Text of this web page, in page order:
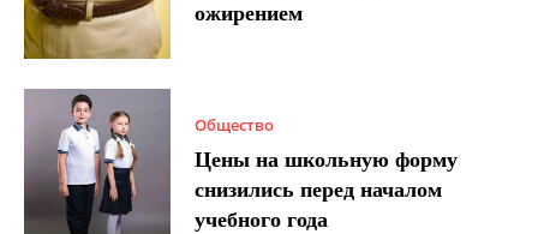
ожирением
Общество
Цены на школьную форму
снизились перед началом
учебного года